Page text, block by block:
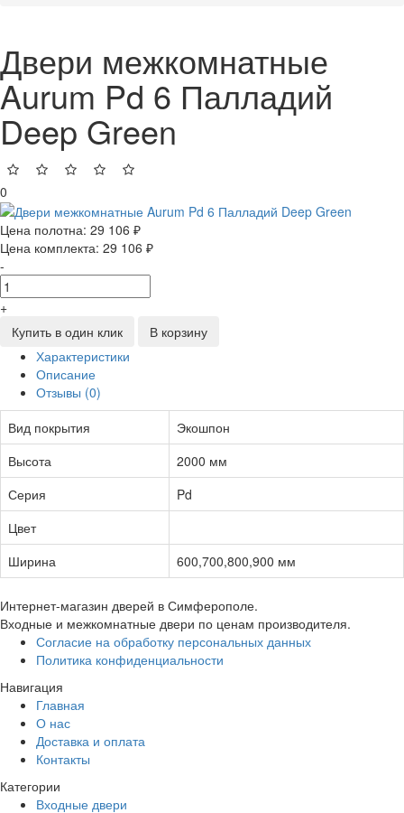
Двери межкомнатные
Aurum Pd 6 Палладий
Deep Green
0
Цена полотна: 29 106 ₽
Цена комплекта: 29 106 ₽
-
+
Купить в один клик
В корзину
Характеристики
Описание
Отзывы (0)
Вид покрытия
Экошпон
Высота
2000 мм
Серия
Pd
Цвет
Ширина
600,700,800,900 мм
Интернет-магазин дверей в Симферополе.
Входные и межкомнатные двери по ценам производителя.
Согласие на обработку персональных данных
Политика конфиденциальности
Навигация
Главная
О нас
Доставка и оплата
Контакты
Категории
Входные двери